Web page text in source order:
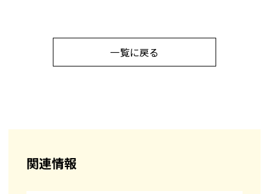
一覧に戻る
関連情報